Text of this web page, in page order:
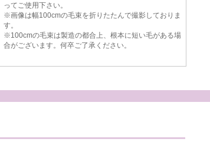
ってご使用下さい。
※画像は幅100cmの毛束を折りたたんで撮影しておりま
す。
※100cmの毛束は製造の都合上、根本に短い毛がある場
合がございます。何卒ご了承ください。